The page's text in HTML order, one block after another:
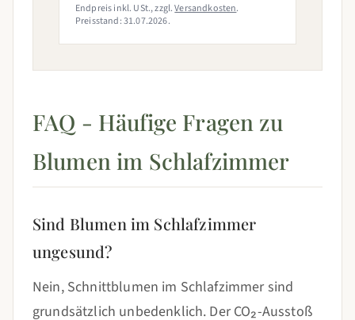
Endpreis inkl. USt., zzgl.Versandkosten.
Preisstand: 31.07.2026.
FAQ - Häufige Fragen zu
Blumen im Schlafzimmer
Sind Blumen im Schlafzimmer
ungesund?
Nein, Schnittblumen im Schlafzimmer sind
grundsätzlich unbedenklich. Der CO₂-Ausstoß